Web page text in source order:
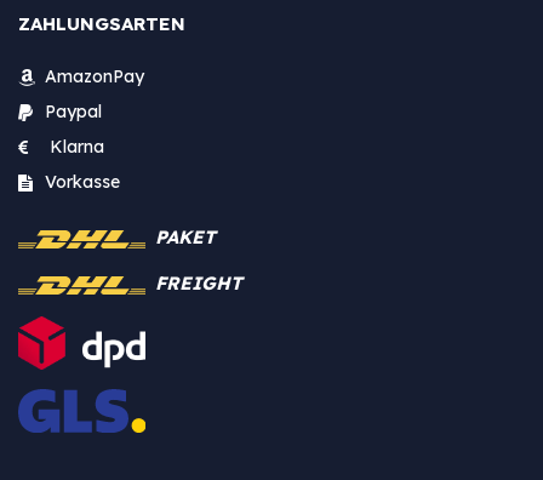
ZAHLUNGSARTEN
AmazonPay
Paypal
Klarna
Vorkasse
PAKET
FREIGHT